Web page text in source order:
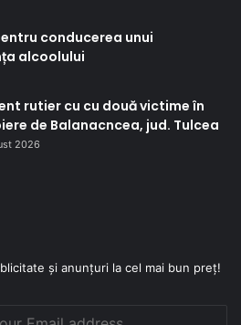
conducerea unui
alcoolului
rutier cu cu două victime în
de Balanacncea, jud. Tulcea
2026
și anunțuri la cel mai bun preț!